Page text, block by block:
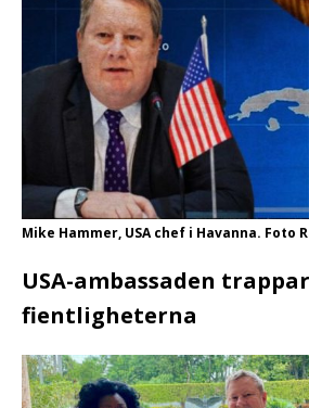
Mike Hammer, USA chef i Havanna. Foto
USA-ambassaden
fientligheterna